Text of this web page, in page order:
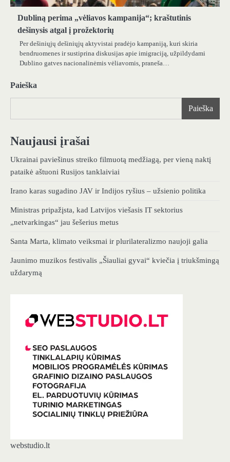
Dubliną perima „vėliavos kampanija“; kraštutinis
dešinysis atgal į prožektorių
Per dešiniųjų dešiniųjų aktyvistai pradėjo kampaniją, kuri skiria
bendruomenes ir sustiprina diskusijas apie imigraciją, užpildydami
Dublino gatves nacionalinėmis vėliavomis, praneša…
Paieška
Paieška
Naujausi įrašai
Ukrainai paviešinus streiko filmuotą medžiagą, per vieną naktį
pataikė aštuoni Rusijos tanklaiviai
Irano karas sugadino JAV ir Indijos ryšius – užsienio politika
Ministras pripažįsta, kad Latvijos viešasis IT sektorius
„netvarkingas“ jau šešerius metus
Santa Marta, klimato veiksmai ir plurilateralizmo naujoji galia
Jaunimo muzikos festivalis „Šiauliai gyvai“ kviečia į triukšmingą
uždarymą
webstudio.lt